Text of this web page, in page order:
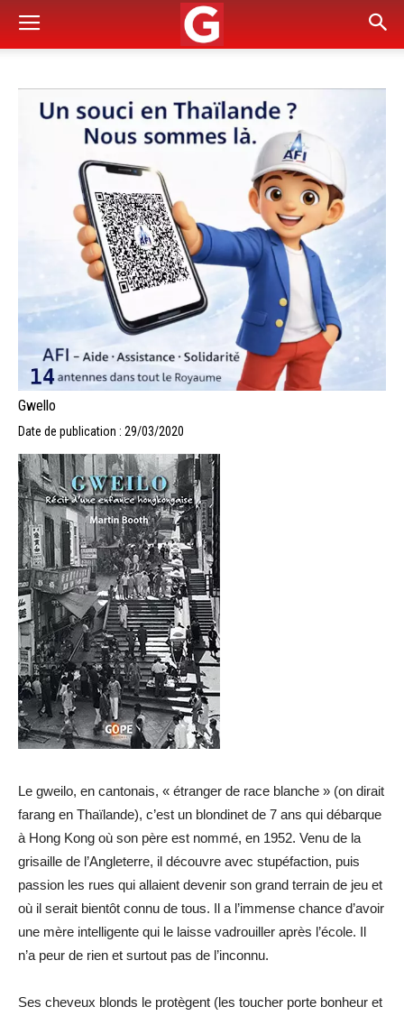
Gwello
Date de publication : 29/03/2020
Le gweilo, en cantonais, « étranger de race blanche » (on dirait
farang en Thaïlande), c’est un blondinet de 7 ans qui débarque
à Hong Kong où son père est nommé, en 1952. Venu de la
grisaille de l’Angleterre, il découvre avec stupéfaction, puis
passion les rues qui allaient devenir son grand terrain de jeu et
où il serait bientôt connu de tous. Il a l’immense chance d’avoir
une mère intelligente qui le laisse vadrouiller après l’école. Il
n’a peur de rien et surtout pas de l’inconnu.
Ses cheveux blonds le protègent (les toucher porte bonheur et